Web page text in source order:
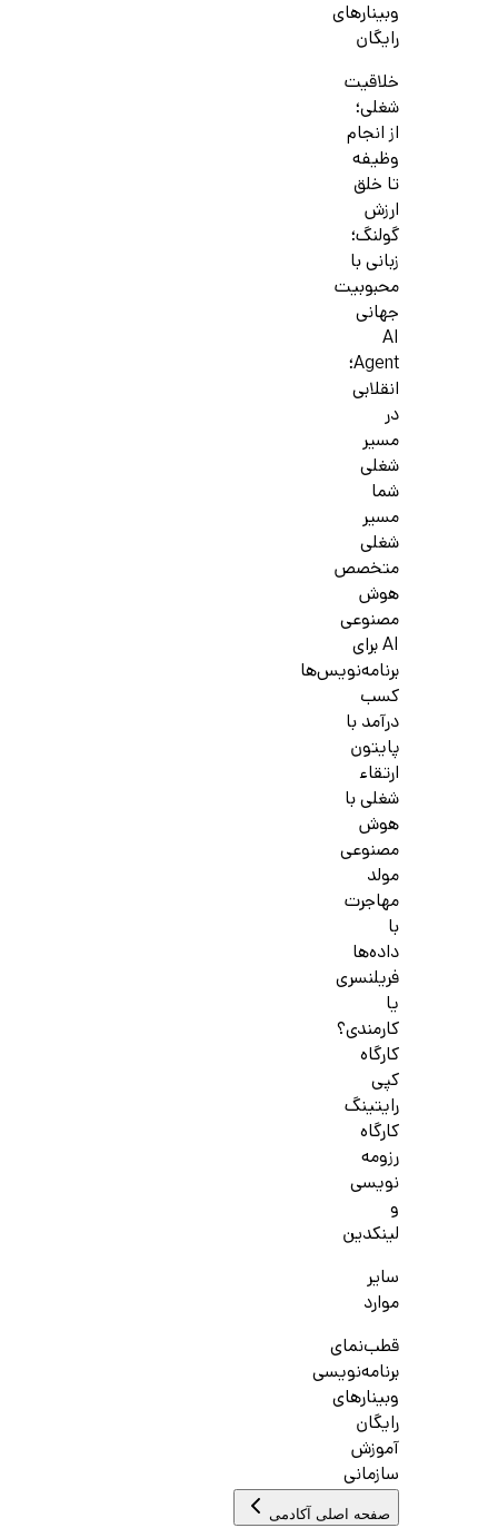
وبینارهای
رایگان
خلاقیت
شغلی؛
از انجام
وظیفه
تا خلق
ارزش
گولنگ؛
زبانی با
محبوبیت
جهانی
AI
Agent؛
انقلابی
در
مسیر
شغلی
شما
مسیر
شغلی
متخصص
هوش
مصنوعی
AI برای
برنامه‌نویس‌ها
کسب
درآمد با
پایتون
ارتقاء
شغلی با
هوش
مصنوعی
مولد
مهاجرت
با
داده‌ها
فریلنسری
یا
کارمندی؟
کارگاه
کپی
رایتینگ
کارگاه
رزومه
نویسی
و
لینکدین
سایر
موارد
قطب‌نمای
برنامه‌نویسی
وبینارهای
رایگان
آموزش
سازمانی
صفحه اصلی آکادمی